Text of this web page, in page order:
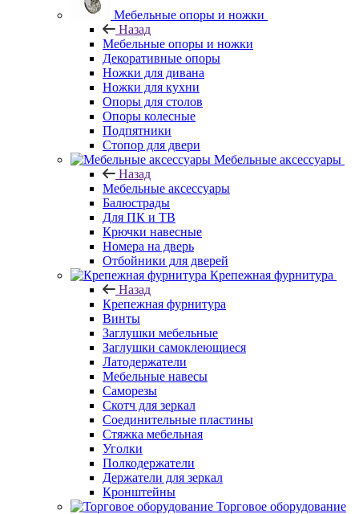
Мебельные опоры и ножки
Назад
Мебельные опоры и ножки
Декоративные опоры
Ножки для дивана
Ножки для кухни
Опоры для столов
Опоры колесные
Подпятники
Стопор для двери
Мебельные аксессуары
Назад
Мебельные аксессуары
Балюстрады
Для ПК и ТВ
Крючки навесные
Номера на дверь
Отбойники для дверей
Крепежная фурнитура
Назад
Крепежная фурнитура
Винты
Заглушки мебельные
Заглушки самоклеющиеся
Латодержатели
Мебельные навесы
Саморезы
Скотч для зеркал
Соединительные пластины
Стяжка мебельная
Уголки
Полкодержатели
Держатели для зеркал
Кронштейны
Торговое оборудование